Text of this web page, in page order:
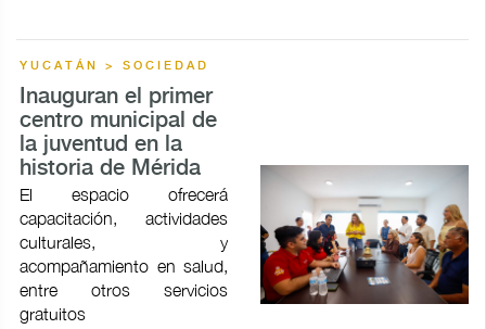
YUCATÁN > SOCIEDAD
Inauguran el primer
centro municipal de
la juventud en la
historia de Mérida
El espacio ofrecerá
capacitación, actividades
culturales, y
acompañamiento en salud,
entre otros servicios
gratuitos